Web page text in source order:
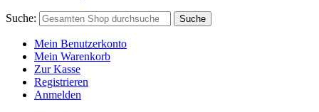
Suche: Suche
Mein Benutzerkonto
Mein Warenkorb
Zur Kasse
Registrieren
Anmelden